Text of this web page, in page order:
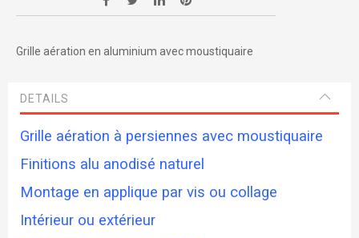
Grille aération en aluminium avec moustiquaire
DETAILS
Grille aération à persiennes avec moustiquaire
Finitions alu anodisé naturel
Montage en applique par vis ou collage
Intérieur ou extérieur